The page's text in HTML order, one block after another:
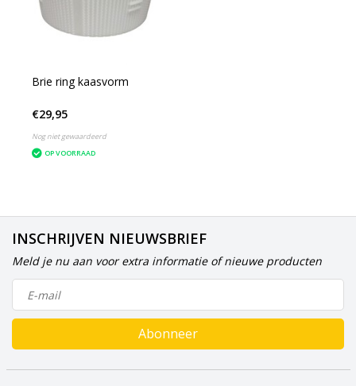
Brie ring kaasvorm
€29,95
Nog niet gewaardeerd
OP VOORRAAD
INSCHRIJVEN NIEUWSBRIEF
Meld je nu aan voor extra informatie of nieuwe producten
Abonneer